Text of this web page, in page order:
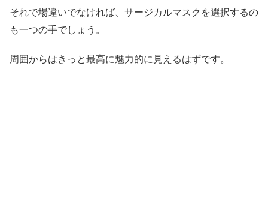
それで場違いでなければ、サージカルマスクを選択するの
も一つの手でしょう。
周囲からはきっと最高に魅力的に見えるはずです。